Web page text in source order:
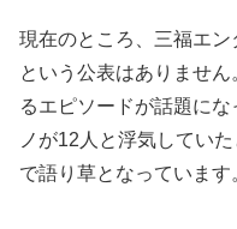
現在のところ、三福エ
という公表はありませ
るエピソードが話題に
ノが12人と浮気してい
で語り草となっています